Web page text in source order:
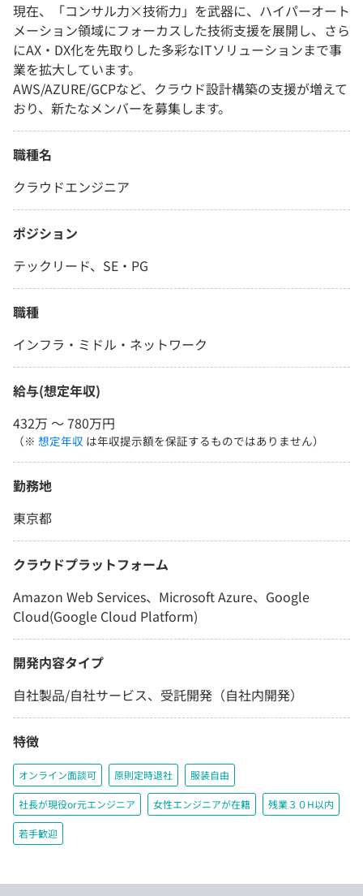
現在、「コンサル力×技術力」を武器に、ハイパーオート
メーション領域にフォーカスした技術支援を展開し、さら
にAX・DX化を先取りした多彩なITソリューションまで事
業を拡大しています。
AWS/AZURE/GCPなど、クラウド設計構築の支援が増えて
おり、新たなメンバーを募集します。
職種名
クラウドエンジニア
ポジション
テックリード、SE・PG
職種
インフラ・ミドル・ネットワーク
給与(想定年収)
432万 〜 780万円
（※ 想定年収 は年収提示額を保証するものではありません）
勤務地
東京都
クラウドプラットフォーム
Amazon Web Services、Microsoft Azure、Google
Cloud(Google Cloud Platform)
開発内容タイプ
自社製品/自社サービス、受託開発（自社内開発）
特徴
オンライン面談可 原則定時退社 服装自由
社長が現役or元エンジニア 女性エンジニアが在籍 残業３０H以内
若手歓迎